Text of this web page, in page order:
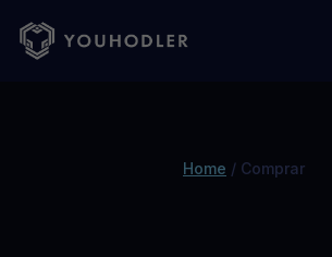
Home / Comprar